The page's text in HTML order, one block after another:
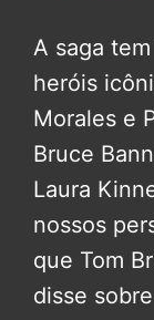
A saga
heróis
Morales e
Bruce
Laura
nossos
que Tom
disse